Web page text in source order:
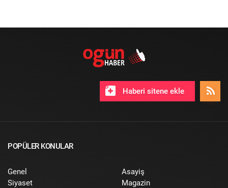
Haberi sitene ekle
POPÜLER KONULAR
Genel
Siyaset
Asayiş
Magazin